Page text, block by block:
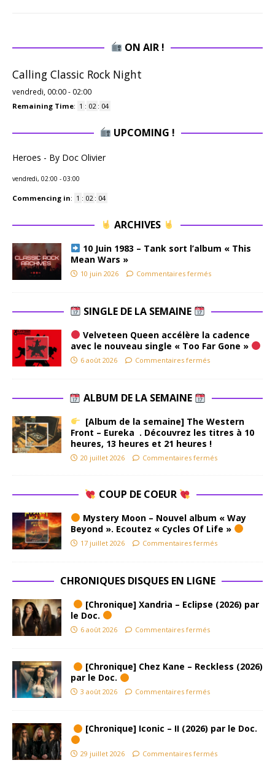
ON AIR !
Calling Classic Rock Night
vendredi, 00:00- 02:00
Remaining Time: 1 : 02 : 03
UPCOMING !
Heroes - By Doc Olivier
vendredi, 02:00 - 03:00
Commencing in: 1 : 02 : 03
ARCHIVES
10 Juin 1983 – Tank sort l’album « This
Mean Wars »
10 juin 2026 Commentaires fermés
SINGLE DE LA SEMAINE
Velveteen Queen accélère la cadence
avec le nouveau single « Too Far Gone »
6 août 2026 Commentaires fermés
ALBUM DE LA SEMAINE
[Album de la semaine] The Western
Front – Eureka . Découvrez les titres à 10
heures, 13 heures et 21 heures !
20 juillet 2026 Commentaires fermés
COUP DE COEUR
Mystery Moon – Nouvel album « Way
Beyond ». Ecoutez « Cycles Of Life »
17 juillet 2026 Commentaires fermés
CHRONIQUES DISQUES EN LIGNE
[Chronique] Xandria – Eclipse (2026) par
le Doc.
6 août 2026 Commentaires fermés
[Chronique] Chez Kane – Reckless (2026)
par le Doc.
3 août 2026 Commentaires fermés
[Chronique] Iconic – II (2026) par le Doc.
29 juillet 2026 Commentaires fermés